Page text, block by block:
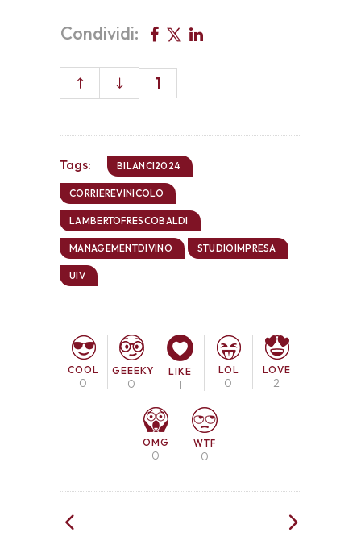
Condividi:
1
Tags: BILANCI2024
CORRIEREVINICOLO
LAMBERTOFRESCOBALDI
MANAGEMENTDIVINO STUDIOIMPRESA
UIV
COOL
0
GEEEKY
0
LIKE
1
LOL
0
LOVE
2
OMG
0
WTF
0